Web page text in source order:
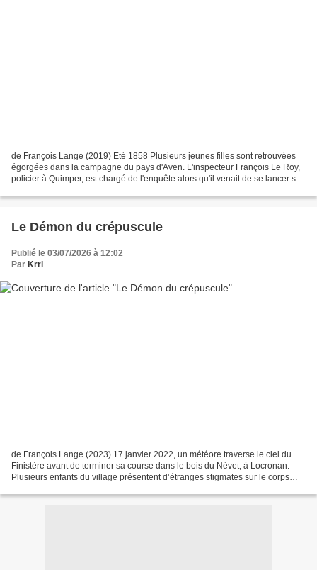
de François Lange (2019) Eté 1858 Plusieurs jeunes filles sont retrouvées
égorgées dans la campagne du pays d'Aven. L'inspecteur François Le Roy,
policier à Quimper, est chargé de l'enquête alors qu'il venait de se lancer sur
Le Démon du crépuscule
Publié le 03/07/2026 à 12:02
Par Krri
de François Lange (2023) 17 janvier 2022, un météore traverse le ciel du
Finistère avant de terminer sa course dans le bois du Névet, à Locronan.
Plusieurs enfants du village présentent d’étranges stigmates sur le corps…